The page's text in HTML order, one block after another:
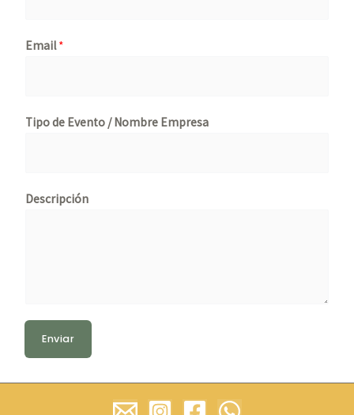
Email*
Tipo de Evento / Nombre Empresa
Descripción
Enviar